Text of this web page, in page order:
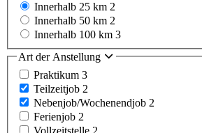
Innerhalb 25 km 2
Innerhalb 50 km 2
Innerhalb 100 km 3
Art der Anstellung
Praktikum 3
Teilzeitjob 2
Nebenjob/Wochenendjob 2
Ferienjob 2
Vollzeitstelle 2